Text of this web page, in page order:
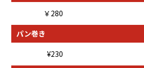
￥280
パン巻き
¥230